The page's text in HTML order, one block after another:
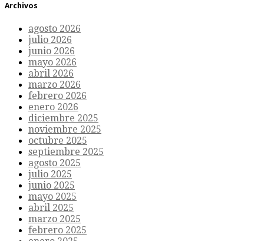
Archivos
agosto 2026
julio 2026
junio 2026
mayo 2026
abril 2026
marzo 2026
febrero 2026
enero 2026
diciembre 2025
noviembre 2025
octubre 2025
septiembre 2025
agosto 2025
julio 2025
junio 2025
mayo 2025
abril 2025
marzo 2025
febrero 2025